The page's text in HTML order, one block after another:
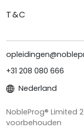
T&C
+31 208 080 666
Nederland
NobleProg® Limited
voorbehouden